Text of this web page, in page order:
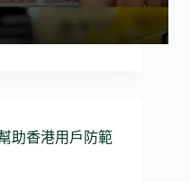
助香港用戶防範